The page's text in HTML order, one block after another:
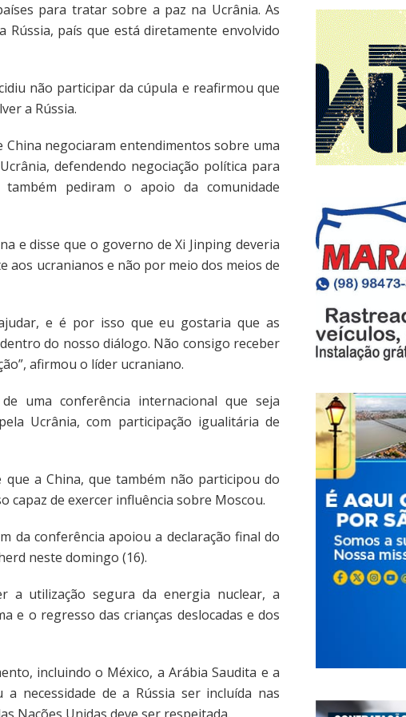
para tratar sobre a paz na Ucrânia. As
país que está diretamente envolvido
não participar da cúpula e reafirmou que
a Rússia.
negociaram entendimentos sobre uma
defendendo negociação política para
pediram o apoio da comunidade
e disse que o governo de Xi Jinping deveria
ucranianos e não por meio dos meios de
e é por isso que eu gostaria que as
do nosso diálogo. Não consigo receber
afirmou o líder ucraniano.
uma conferência internacional que seja
Ucrânia, com participação igualitária de
a China, que também não participou do
capaz de exercer influência sobre Moscou.
da conferência apoiou a declaração final do
neste domingo (16).
a utilização segura da energia nuclear, a
e o regresso das crianças deslocadas e dos
incluindo o México, a Arábia Saudita e a
a necessidade de a Rússia ser incluída nas